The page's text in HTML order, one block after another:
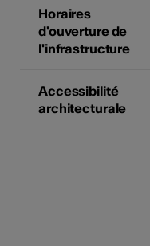
Horaires
d'ouverture de
l'infrastructure
Accessibilité
architecturale